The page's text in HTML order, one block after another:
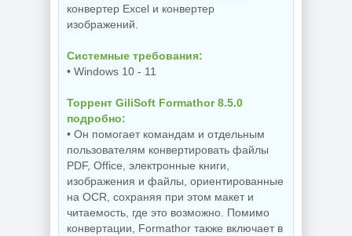
Украшение фото
ON1 Effects
2026.5
20.5.0.19010
NEW
Бэкап системы
Suite 5.9.2.1
NEW
конвертер Excel и конвертер
изображений.
Системные требования:
• Windows 10 - 11
Торрент GiliSoft Formathor 8.5.0
подробно:
• Он помогает командам и отдельным
пользователям конвертировать файлы
PDF, Office, электронные книги,
изображения и файлы, ориентированные
на OCR, сохраняя при этом макет и
читаемость, где это возможно. Помимо
конвертации, Formathor также включает в